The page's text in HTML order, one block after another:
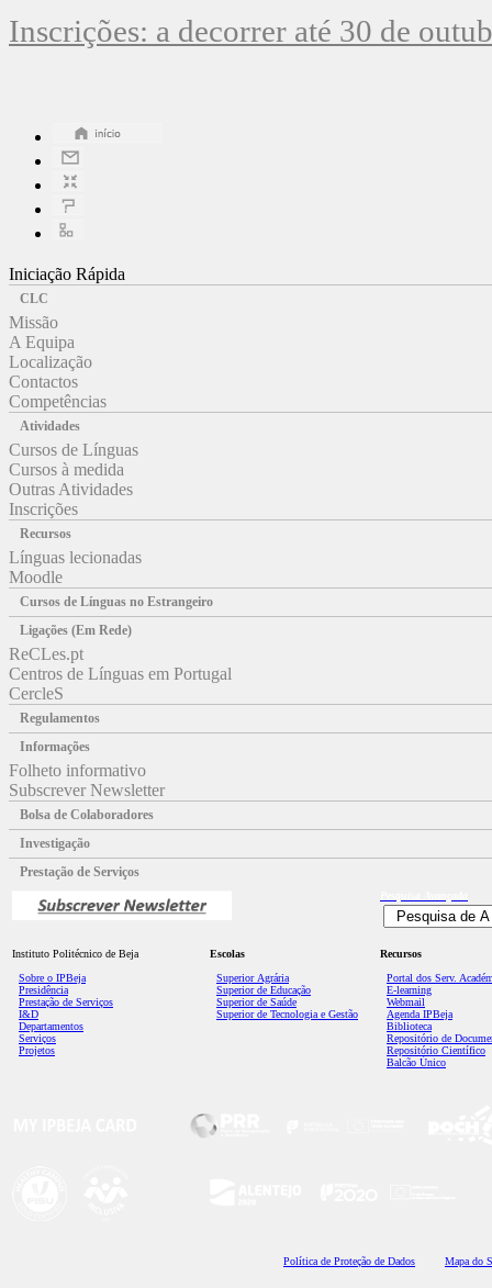
Inscrições: a decorrer até 30 de
Iniciação Rápida
CLC
Missão
A Equipa
Localização
Contactos
Competências
Atividades
Cursos de Línguas
Cursos à medida
Outras Atividades
Inscrições
Recursos
Línguas lecionadas
Moodle
Cursos de Línguas no Estrangeiro
Ligações (Em Rede)
ReCLes.pt
Centros de Línguas em Portugal
CercleS
Regulamentos
Informações
Folheto informativo
Subscrever Newsletter
Bolsa de Colaboradores
Investigação
Prestação de Serviços
Instituto Politécnico de Beja
Sobre o IPBeja
Presidência
Prestação de Serviços
I&D
Departamentos
Serviços
Projetos
Escolas
Superior Agrária
Superior de Educação
Superior de Saúde
Superior de Tecnologia e Gestão
Recursos
Portal dos Serv.
E-learning
Webmail
Agenda IPBeja
Biblioteca
Repositório de
Repositório Científico
Balcão Único
Política de Proteção de Dados Mapa do